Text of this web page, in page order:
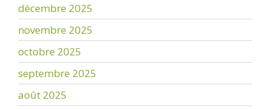
décembre 2025
novembre 2025
octobre 2025
septembre 2025
août 2025